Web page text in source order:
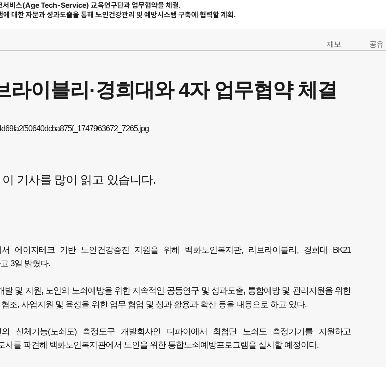
서비스(Age Tech-Service) 교육연구단과 업무협약을 체결.
대한 자문과 성과도출을 통해 노인건강관리 및 예방시스템 구축에 협력할 계획.
제보 공유
라이블리·경희대와 4자 업무협약 체결
이 기사를 많이 읽고 있습니다.
에이지테크 기반 노인건강증진 지원을 위해 백화노인복지관, 리브라이블리, 경희대 BK21
3일 밝혔다.
및 지원, 노인의 노쇠예방을 위한 지속적인 공동연구 및 성과도출, 통합예방 및 관리지원을 위한
조, 사업지원 및 육성을 위한 업무 협업 및 성과 활용과 확산 등을 내용으로 하고 있다.
신체기능(노쇠도) 측정도구 개발회사인 디파이에서 최첨단 노쇠도 측정기기를 지원하고
를 파견해 백화노인복지관에서 노인을 위한 통합노쇠예방프로그램을 실시할 예정이다.